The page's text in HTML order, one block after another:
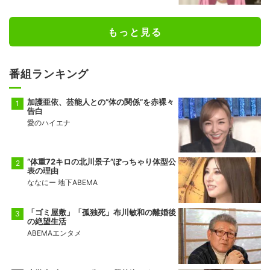
もっと見る
番組ランキング
加護亜依、芸能人との“体の関係”を赤裸々
告白
愛のハイエナ
“体重72キロの北川景子”ぽっちゃり体型公
表の理由
ななにー 地下ABEMA
「ゴミ屋敷」「孤独死」布川敏和の離婚後
の絶望生活
ABEMAエンタメ